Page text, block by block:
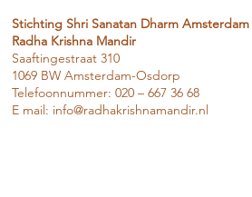
Stichting Shri Sanatan Dharm Amsterdam
Radha Krishna Mandir
Saaftingestraat 310
1069 BW Amsterdam-Osdorp
Telefoonnummer: 020 – 667 36 68
E mail: info@radhakrishnamandir.nl